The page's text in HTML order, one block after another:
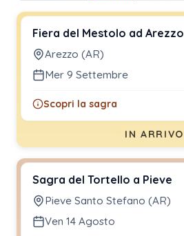
Fiera del Mestolo ad Arezzo
Arezzo (AR)
Mer 9 Settembre
Scopri la sagra
IN ARRIVO
Sagra del Tortello a Pieve
Pieve Santo Stefano (AR)
Ven 14 Agosto